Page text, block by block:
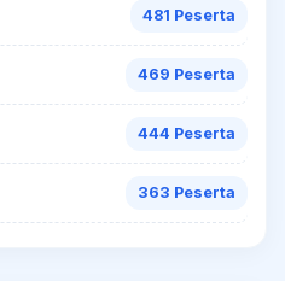
481 Peserta
469 Peserta
444 Peserta
363 Peserta